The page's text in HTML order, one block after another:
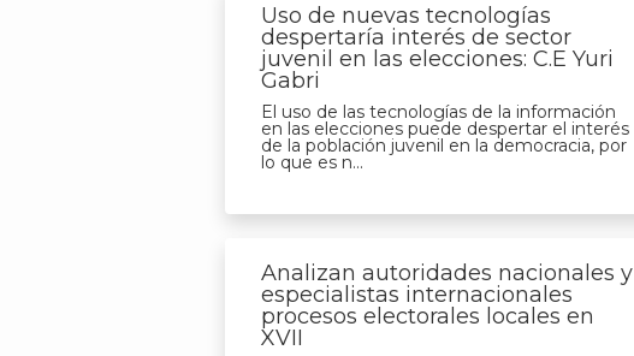
Uso de nuevas tecnologías
despertaría interés de sector
juvenil en las elecciones: C.E Yuri
Gabri
El uso de las tecnologías de la información
en las elecciones puede despertar el interés
de la población juvenil en la democracia, por
lo que es n...
Analizan autoridades nacionales y
especialistas internacionales
procesos electorales locales en
XVII